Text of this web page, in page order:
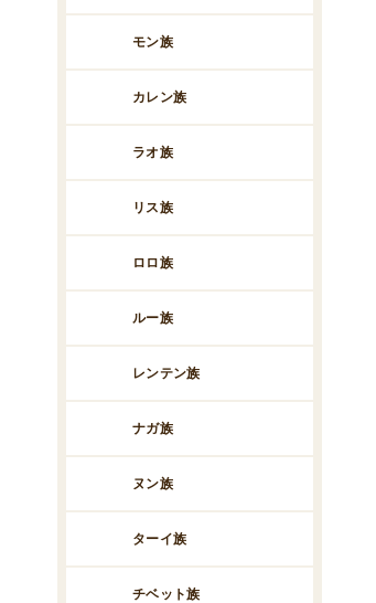
モン族
カレン族
ラオ族
リス族
ロロ族
ルー族
レンテン族
ナガ族
ヌン族
ターイ族
チベット族